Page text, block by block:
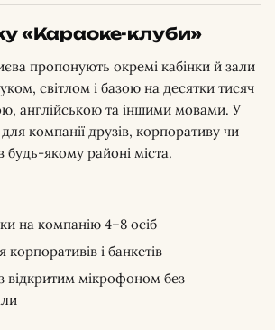
«Караоке-клуби»
пропонують окремі кабінки й зали
світлом і базою на десятки тисяч
англійською та іншими мовами. У
компанії друзів, корпоративу чи
якому районі міста.
на компанію 4–8 осіб
корпоративів і банкетів
відкритим мікрофоном без